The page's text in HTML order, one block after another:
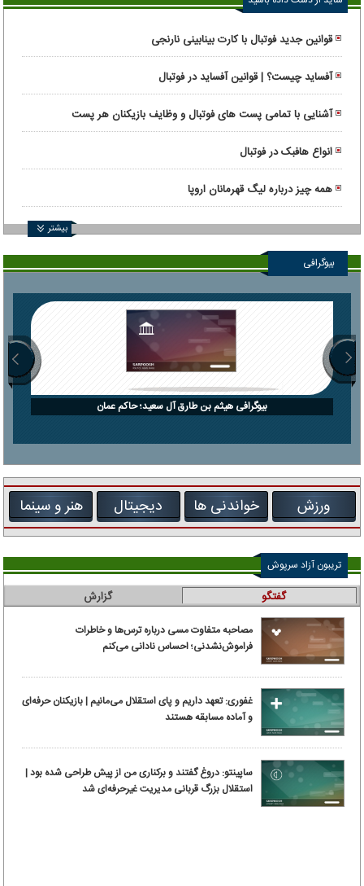
قوانین جدید فوتبال با کارت بینابینی نارنجی
آفساید چیست؟ | قوانین آفساید در فوتبال
آشنایی با تمامی پست های فوتبال و وظایف بازیکنان هر پست
انواع هافبک در فوتبال
همه چیز درباره لیگ قهرمانان اروپا
بیشتر
بیوگرافی
بیوگرافی هیثم بن طارق آل سعید؛ حاکم عمان
ورزش خواندنی ها دیجیتال هنر و سینما
تریبون آزاد سرپوش
گفتگو گزارش
مصاحبه متفاوت مسی درباره ترس‌ها و خاطرات
فراموش‌نشدنی؛ احساس نادانی می‌کنم
غفوری: تعهد داریم و پای استقلال می‌مانیم | بازیکنان حرفه‌ای
و آماده مسابقه هستند
ساپینتو: دروغ گفتند و برکناری من از پیش طراحی شده بود |
استقلال بزرگ قربانی مدیریت غیرحرفه‌ای شد